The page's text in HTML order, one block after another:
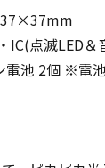
IC(点滅LED
池 2個 ※電